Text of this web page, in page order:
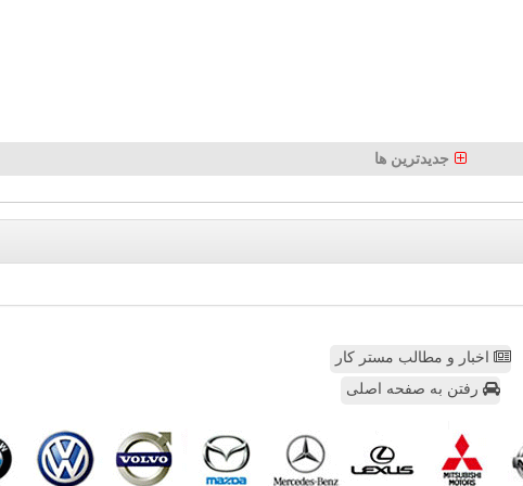
جدیدترین ها
اخبار و مطالب مستر کار
رفتن به صفحه اصلی